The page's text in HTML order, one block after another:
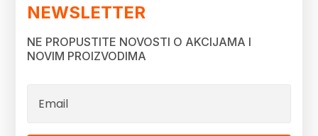
NEWSLETTER
NE PROPUSTITE NOVOSTI O AKCIJAMA I
NOVIM PROIZVODIMA